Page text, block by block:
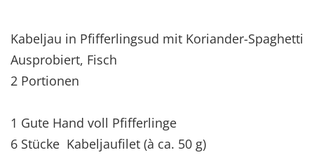
Kabeljau in Pfifferlingsud mit Koriander-Spaghetti
Ausprobiert, Fisch
2 Portionen
1 Gute Hand voll Pfifferlinge
6 Stücke Kabeljaufilet (à ca. 50 g)